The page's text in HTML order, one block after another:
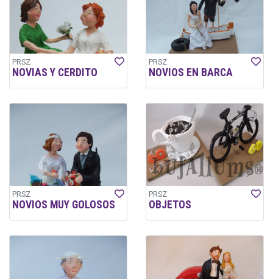
PRSZ
NOVIAS Y CERDITO
PRSZ
NOVIOS EN BARCA
PRSZ
NOVIOS MUY GOLOSOS
PRSZ
OBJETOS